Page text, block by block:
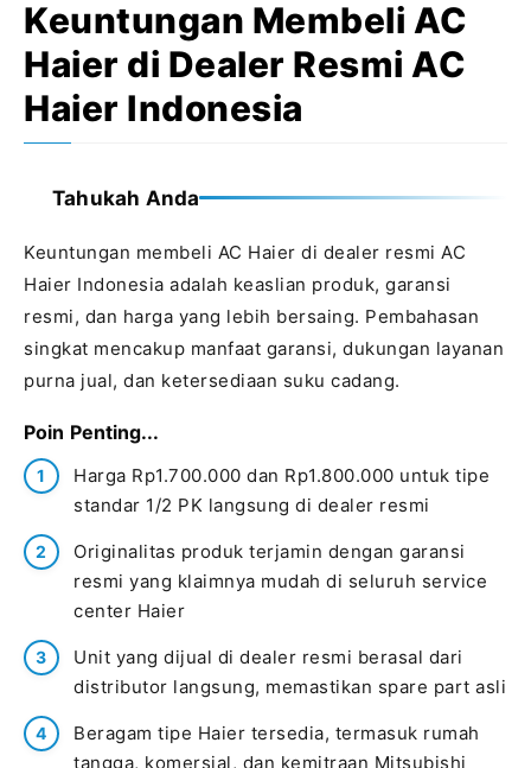
Keuntungan Membeli AC
Haier di Dealer Resmi AC
Haier Indonesia
Tahukah Anda
Keuntungan membeli AC Haier di dealer resmi AC
Haier Indonesia adalah keaslian produk, garansi
resmi, dan harga yang lebih bersaing. Pembahasan
singkat mencakup manfaat garansi, dukungan layanan
purna jual, dan ketersediaan suku cadang.
Poin Penting...
Harga Rp1.700.000 dan Rp1.800.000 untuk tipe
standar 1/2 PK langsung di dealer resmi
Originalitas produk terjamin dengan garansi
resmi yang klaimnya mudah di seluruh service
center Haier
Unit yang dijual di dealer resmi berasal dari
distributor langsung, memastikan spare part asli
Beragam tipe Haier tersedia, termasuk rumah
tangga, komersial, dan kemitraan Mitsubishi